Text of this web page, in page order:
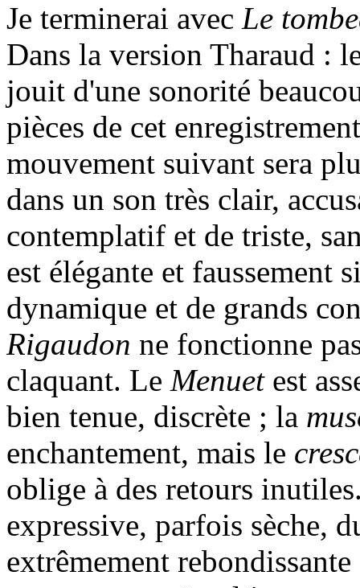
Je terminerai avec Le
Dans la version Tharaud :
jouit d'une sonorité
pièces de cet
mouvement suivant sera
dans un son très clair,
contemplatif et de triste,
est élégante et faussement
dynamique et de grands
Rigaudon ne fonctionne
claquant. Le Menuetest
bien tenue, discrète ; la
enchantement, mais le
oblige à des retours
expressive, parfois sèche,
extrêmement